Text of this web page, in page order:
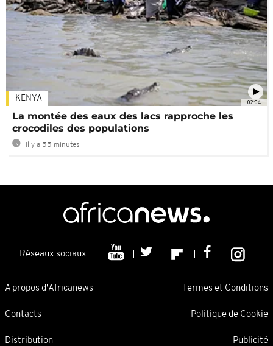
02:04
KENYA
La montée des eaux des lacs rapproche les
crocodiles des populations
Il y a 55 minutes
Réseaux sociaux
A propos d'Africanews Termes et Conditions
Contacts Politique de Cookie
Distribution Publicité